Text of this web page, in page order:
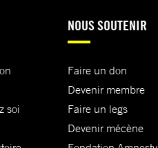
soi
NOUS SOUTENIR
Faire un don
Devenir membre
Faire un legs
Devenir mécène